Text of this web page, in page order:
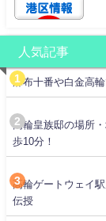
人気記事
麻布十番や白金高
高輪皇族邸の場所
歩10分！
高輪ゲートウェイ
伝授